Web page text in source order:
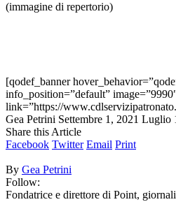
(immagine di repertorio)
[qodef_banner
info_position=”default”
link=”https://
Gea Petrini Settembre 1, 2021 Luglio
Share this Article
Facebook Twitter Email Print
By Gea Petrini
Follow:
Fondatrice e direttore di Point,